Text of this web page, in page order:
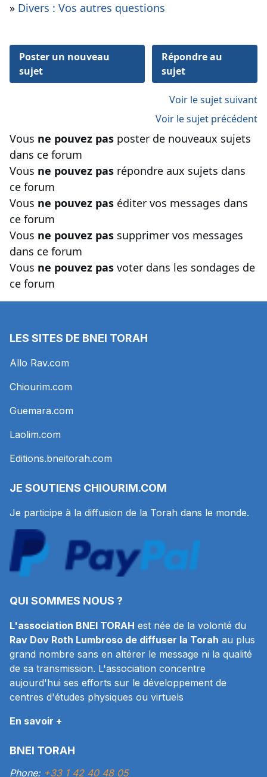
» Divers : Vos autres questions
Poster un nouveau
sujet
Répondre au
sujet
Voir le sujet suivant
Voir le sujet précédent
Vous ne pouvez pas poster de nouveaux sujets
dans ce forum
Vous ne pouvez pas répondre aux sujets dans
ce forum
Vous ne pouvez pas éditer vos messages dans
ce forum
Vous ne pouvez pas supprimer vos messages
dans ce forum
Vous ne pouvez pas voter dans les sondages de
ce forum
LES SITES DE BNEI TORAH
Allo Rav.com
Chiourim.com
Guemara.com
Laolim.com
Editions.bneitorah.com
JE SOUTIENS CHIOURIM.COM
Je participe à la diffusion de la Torah dans le monde.
QUI SOMMES NOUS ?
L'association BNEI TORAH est née de la volonté du
Rav Dov Roth Lumbroso de diffuser la Torah au plus
grand nombre sans en altérer le message ni la qualité
de sa transmission. L'association concentre
aujourd'hui ses efforts sur le développement de
centres d'études physiques ou virtuels
En savoir +
BNEI TORAH
Phone: +33 1 42 40 48 05